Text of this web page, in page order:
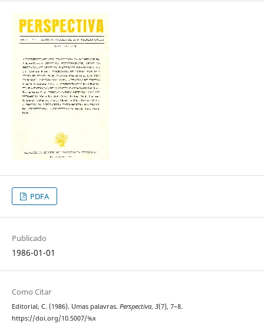
PDFA
Publicado
1986-01-01
Como Citar
Editorial, C. (1986). Umas palavras. Perspectiva, 3(7), 7–8.
https://doi.org/10.5007/%x